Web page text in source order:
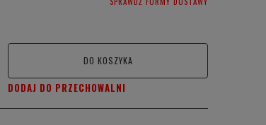
DO KOSZYKA
DODAJ DO PRZECHOWALNI